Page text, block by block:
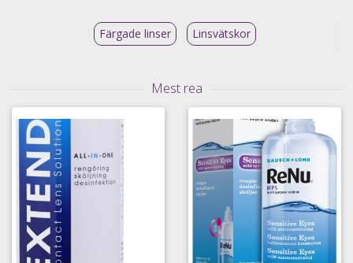
Färgade linser Linsvätskor
Mest rea